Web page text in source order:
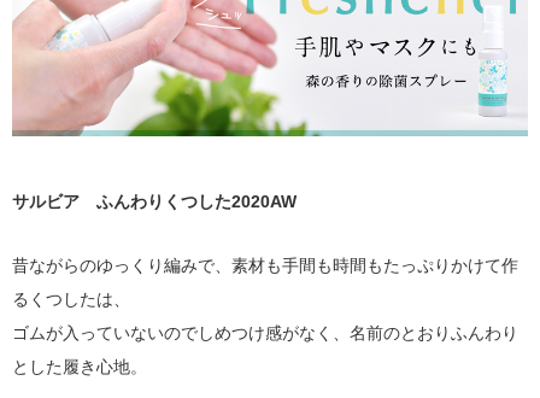
サルビア ふんわりくつした2020AW
昔ながらのゆっくり編みで、素材も手間も時間もたっぷりかけて作
るくつしたは、
ゴムが入っていないのでしめつけ感がなく、名前のとおりふんわり
とした履き心地。